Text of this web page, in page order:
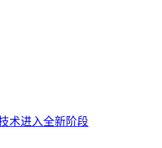
术进入全新阶段